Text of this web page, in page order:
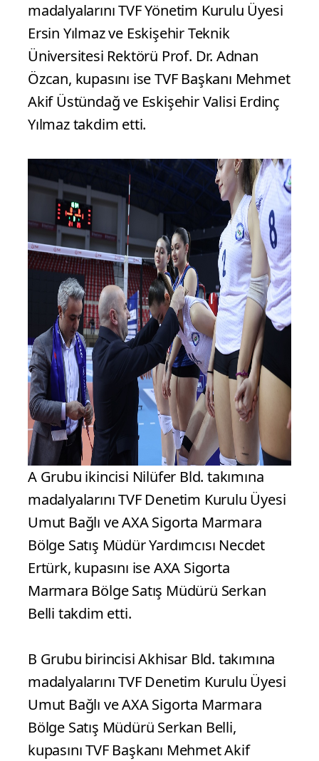
madalyalarını TVF Yönetim Kurulu Üyesi
Ersin Yılmaz ve Eskişehir Teknik
Üniversitesi Rektörü Prof. Dr. Adnan
Özcan, kupasını ise TVF Başkanı Mehmet
Akif Üstündağ ve Eskişehir Valisi Erdinç
Yılmaz takdim etti.
A Grubu ikincisi Nilüfer Bld. takımına
madalyalarını TVF Denetim Kurulu Üyesi
Umut Bağlı ve AXA Sigorta Marmara
Bölge Satış Müdür Yardımcısı Necdet
Ertürk, kupasını ise AXA Sigorta
Marmara Bölge Satış Müdürü Serkan
Belli takdim etti.
B Grubu birincisi Akhisar Bld. takımına
madalyalarını TVF Denetim Kurulu Üyesi
Umut Bağlı ve AXA Sigorta Marmara
Bölge Satış Müdürü Serkan Belli,
kupasını TVF Başkanı Mehmet Akif